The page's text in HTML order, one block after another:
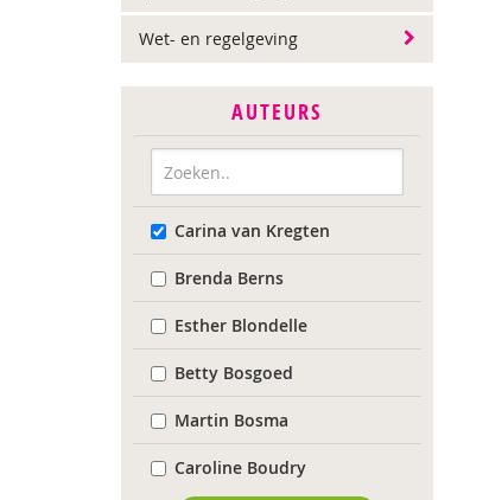
Wet- en regelgeving
AUTEURS
Carina van Kregten
Brenda Berns
Esther Blondelle
Betty Bosgoed
Martin Bosma
Caroline Boudry